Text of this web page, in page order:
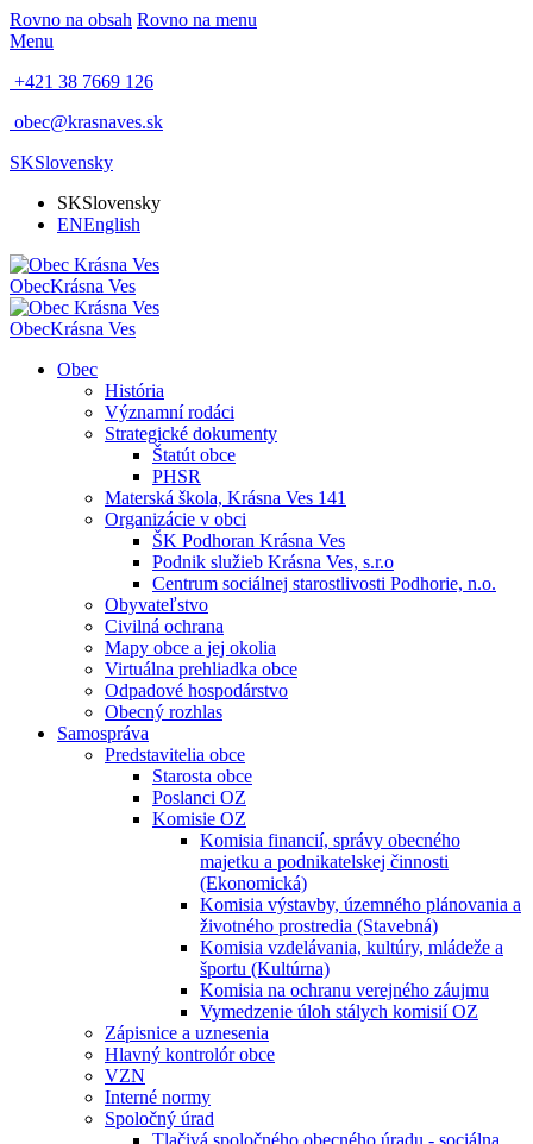
Rovno na obsah Rovno na menu
Menu
+421 38 7669 126
obec@krasnaves.sk
SKSlovensky
SKSlovensky
ENEnglish
ObecKrásna Ves
ObecKrásna Ves
Obec
História
Významní rodáci
Strategické dokumenty
Štatút obce
PHSR
Materská škola, Krásna Ves 141
Organizácie v obci
ŠK Podhoran Krásna Ves
Podnik služieb Krásna Ves, s.r.o
Centrum sociálnej starostlivosti Podhorie, n.o.
Obyvateľstvo
Civilná ochrana
Mapy obce a jej okolia
Virtuálna prehliadka obce
Odpadové hospodárstvo
Obecný rozhlas
Samospráva
Predstavitelia obce
Starosta obce
Poslanci OZ
Komisie OZ
Komisia financií, správy obecného
majetku a podnikatelskej činnosti
(Ekonomická)
Komisia výstavby, územného plánovania a
životného prostredia (Stavebná)
Komisia vzdelávania, kultúry, mládeže a
športu (Kultúrna)
Komisia na ochranu verejného záujmu
Vymedzenie úloh stálych komisií OZ
Zápisnice a uznesenia
Hlavný kontrolór obce
VZN
Interné normy
Spoločný úrad
Tlačivá spoločného obecného úradu - sociálna